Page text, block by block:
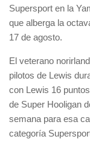
Supersport en la
que alberga la
17 de agosto.
El veterano
pilotos de Lewis
con Lewis 16
de Super Hooligan
semana para esa
categoría